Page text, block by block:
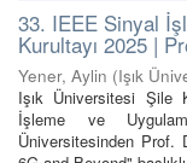
33. IEEE Sinyal
Kurultayı 2025 |
Yener, Aylin (Işık
Işık Üniversitesi Şile
İşleme ve
Üniversitesinden Prof.